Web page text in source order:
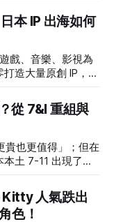
收？ 乍看し
誰；但如果說到
思夢樂背後的母公
(1)，營收已經連創
逼無印良品。 在
しまむら的排行甚
，版型也沒那麼
中存活？又是靠著什
這篇文章
本 IP 出海如何
戲、音樂、影視為
造大量原創 IP，但
並與自家的
最具代表性的動畫
的巨大經濟潛力
加拿大推出
既有 IP 的價值。 *
原作端的承接一直
到正版漫畫，導致
從 7&I 重組與
貴也更值得」；但在
土 7-11 出現了罕
（イトーヨーカ
的合作，終結短短兩
Kitty 人氣跌出
色！